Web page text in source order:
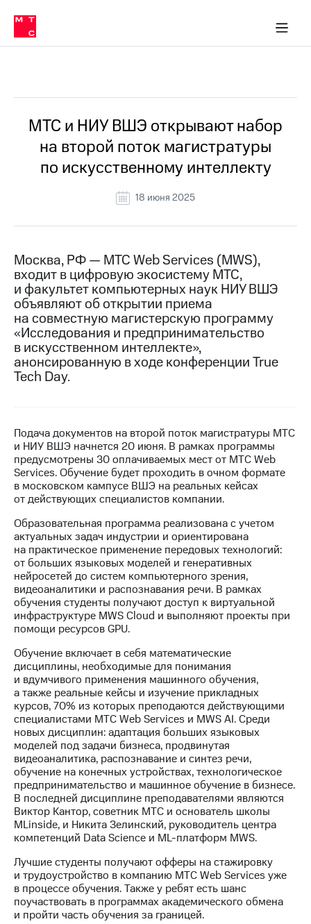
Медиа-центр
и акционерам
Устойчивое развитие
Комплаенс и деловая этика
компании
Карьера
История
компании
Руководство
информация
Контакты
Медиа-центр
Пресс-
релизы
МТС
о технологиях
Достижения
отчетность
Контакты
Новости
в
регионе
и акционерам
Корпоративное
управление
Корпоративный
секретарь
Раскрытие
информации
Информация
акционерам
Документы
ПАО
"МТС"
Собрания
акционеров
Личный
кабинет
акционера
Акционерный
капитал
Контроль
и
аудит
акций
Описание
Программа
приобретения
в МТС
Пресс-
релизы
МТС
о технологиях
МТС и НИУ ВШЭ открывают набор
на второй поток магистратуры
по искусственному интеллекту
18 июня 2025
Москва, РФ — МТС Web Services (MWS),
входит в цифровую экосистему МТС,
и факультет компьютерных наук НИУ ВШЭ
объявляют об открытии приема
на совместную магистерскую программу
«Исследования и предпринимательство
в искусственном интеллекте»,
анонсированную в ходе конференции True
Tech Day.
Подача документов на второй поток магистратуры МТС
и НИУ ВШЭ начнется 20 июня. В рамках программы
предусмотрены 30 оплачиваемых мест от МТС Web
Services. Обучение будет проходить в очном формате
в московском кампусе ВШЭ на реальных кейсах
от действующих специалистов компании.
Образовательная программа реализована с учетом
актуальных задач индустрии и ориентирована
на практическое применение передовых технологий:
от больших языковых моделей и генеративных
нейросетей до систем компьютерного зрения,
видеоаналитики и распознавания речи. В рамках
обучения студенты получают доступ к виртуальной
инфраструктуре MWS Cloud и выполняют проекты при
помощи ресурсов GPU.
Обучение включает в себя математические
дисциплины, необходимые для понимания
и вдумчивого применения машинного обучения,
а также реальные кейсы и изучение прикладных
курсов, 70% из которых преподаются действующими
специалистами МТС Web Services и MWS AI. Среди
новых дисциплин: адаптация больших языковых
моделей под задачи бизнеса, продвинутая
видеоаналитика, распознавание и синтез речи,
обучение на конечных устройствах, технологическое
предпринимательство и машинное обучение в бизнесе.
В последней дисциплине преподавателями являются
Виктор Кантор, советник МТС и основатель школы
MLinside, и Никита Зелинский, руководитель центра
компетенций Data Science и ML-платформ MWS.
Лучшие студенты получают офферы на стажировку
и трудоустройство в компанию МТС Web Services уже
в процессе обучения. Также у ребят есть шанс
поучаствовать в программах академического обмена
и пройти часть обучения за границей.